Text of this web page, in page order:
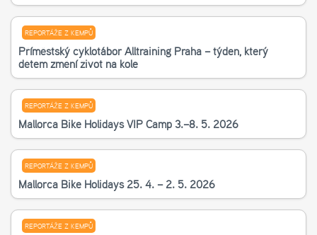
REPORTÁŽE Z KEMPŮ
Příměstský cyklotábor Alltraining Praha – týden, který
dětem změní život na kole
REPORTÁŽE Z KEMPŮ
Mallorca Bike Holidays VIP Camp 3.–8. 5. 2026
REPORTÁŽE Z KEMPŮ
Mallorca Bike Holidays 25. 4. – 2. 5. 2026
REPORTÁŽE Z KEMPŮ